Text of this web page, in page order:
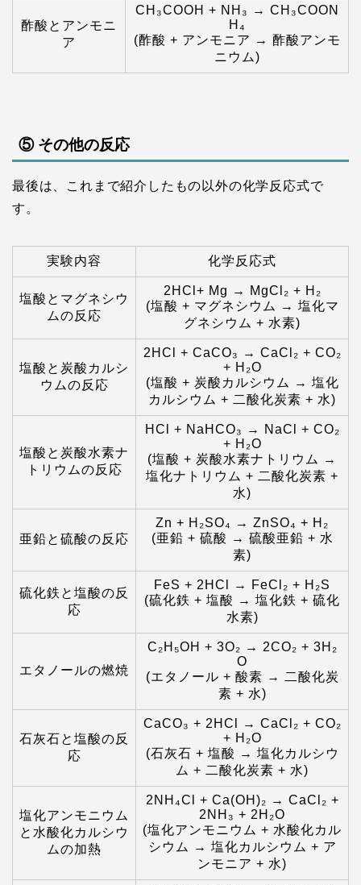
酢酸とアンモニ
ア
CH₃COOH + NH₃ → CH₃COON
H₄
(酢酸 + アンモニア → 酢酸アンモ
ニウム)
⑤ その他の反応
最後は、これまで紹介したもの以外の化学反応式で
す。
実験内容 化学反応式
塩酸とマグネシウ
ムの反応
2HCl+ Mg → MgCl₂ + H₂
(塩酸 + マグネシウム → 塩化マ
グネシウム + 水素)
塩酸と炭酸カルシ
ウムの反応
2HCl + CaCO₃ → CaCl₂ + CO₂
+ H₂O
(塩酸 + 炭酸カルシウム → 塩化
カルシウム + 二酸化炭素 + 水)
塩酸と炭酸水素ナ
トリウムの反応
HCl + NaHCO₃ → NaCl + CO₂
+ H₂O
(塩酸 + 炭酸水素ナトリウム →
塩化ナトリウム + 二酸化炭素 +
水)
亜鉛と硫酸の反応
Zn + H₂SO₄ → ZnSO₄ + H₂
(亜鉛 + 硫酸 → 硫酸亜鉛 + 水
素)
硫化鉄と塩酸の反
応
FeS + 2HCl → FeCl₂ + H₂S
(硫化鉄 + 塩酸 → 塩化鉄 + 硫化
水素)
エタノールの燃焼
C₂H₅OH + 3O₂ → 2CO₂ + 3H₂
O
(エタノール + 酸素 → 二酸化炭
素 + 水)
石灰石と塩酸の反
応
CaCO₃ + 2HCl → CaCl₂ + CO₂
+ H₂O
(石灰石 + 塩酸 → 塩化カルシウ
ム + 二酸化炭素 + 水)
塩化アンモニウム
と水酸化カルシウ
ムの加熱
2NH₄Cl + Ca(OH)₂ → CaCl₂ +
2NH₃ + 2H₂O
(塩化アンモニウム + 水酸化カル
シウム → 塩化カルシウム + ア
ンモニア + 水)